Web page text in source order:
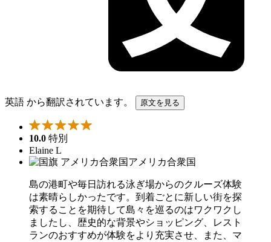
英語 から翻訳されています。 原文を見る
10.0 特別
Elaine L
アメリカ合衆国
島の港町や毎日訪れる泳ぎ場からのクルーズ体験
は素晴らしかったです。到着ごとに新しい街を探
索することを期待して島々を巡るのはワクワクし
ましたし、歴史的な背景やショッピング、レスト
ランのおすすめが体験をより充実させ、また、マ